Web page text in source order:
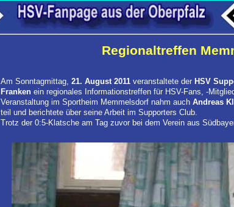
Regionaltreffen
Am Sonntagmittag, 21. August 2011 veranstaltete der HSV
Franken ein regionales Informationstreffen für HSV-Fans, -
Veranstaltung im Sportheim Memmelsdorf nahm auch Andreas
teil und berichtete über seine Arbeit im Supporters Club.
Trotz der 0:5-Klatsche am Tag zuvor bei dem Verein aus